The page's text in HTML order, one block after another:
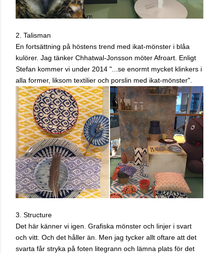
2. Talisman
En fortsättning på höstens trend med ikat-mönster i blåa
kulörer. Jag tänker Chhatwal-Jonsson möter Afroart. Enligt
Stefan kommer vi under 2014 "...se enormt mycket klinkers i
alla former, liksom textilier och porslin med ikat-mönster".
3. Structure
Det här känner vi igen. Grafiska mönster och linjer i svart
och vitt. Och det håller än. Men jag tycker allt oftare att det
svarta får stryka på foten litegrann och lämna plats för det